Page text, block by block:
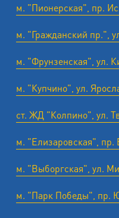
м. "Пионерская", пр.
м. "Гражданский пр.",
м. "Фрунзенская", ул.
м. "Купчино", ул.
ст. ЖД "Колпино", ул.
м. "Елизаровская", пр.
м. "Выборгская", ул.
м. "Парк Победы", пр.